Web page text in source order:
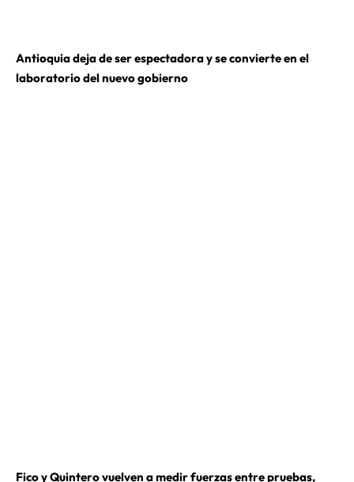
Antioquia deja de ser espectadora y se convierte en el
laboratorio del nuevo gobierno
Fico y Quintero vuelven a medir fuerzas entre pruebas,